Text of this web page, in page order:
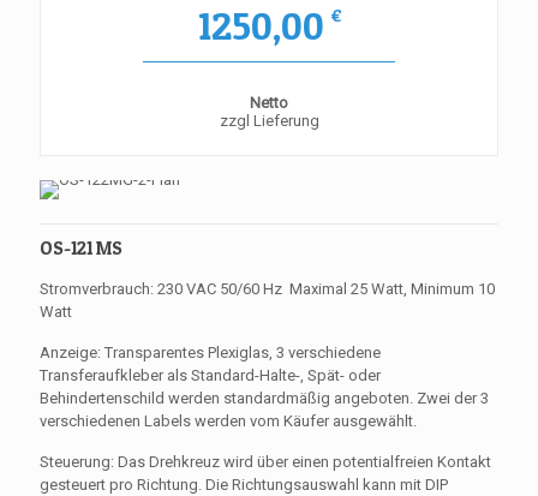
1250,00 €
Netto
zzgl Lieferung
OS-121 MS
Stromverbrauch: 230 VAC 50/60 Hz Maximal 25 Watt, Minimum 10
Watt
Anzeige: Transparentes Plexiglas, 3 verschiedene
Transferaufkleber als Standard-Halte-, Spät- oder
Behindertenschild werden standardmäßig angeboten. Zwei der 3
verschiedenen Labels werden vom Käufer ausgewählt.
Steuerung: Das Drehkreuz wird über einen potentialfreien Kontakt
gesteuert pro Richtung. Die Richtungsauswahl kann mit DIP